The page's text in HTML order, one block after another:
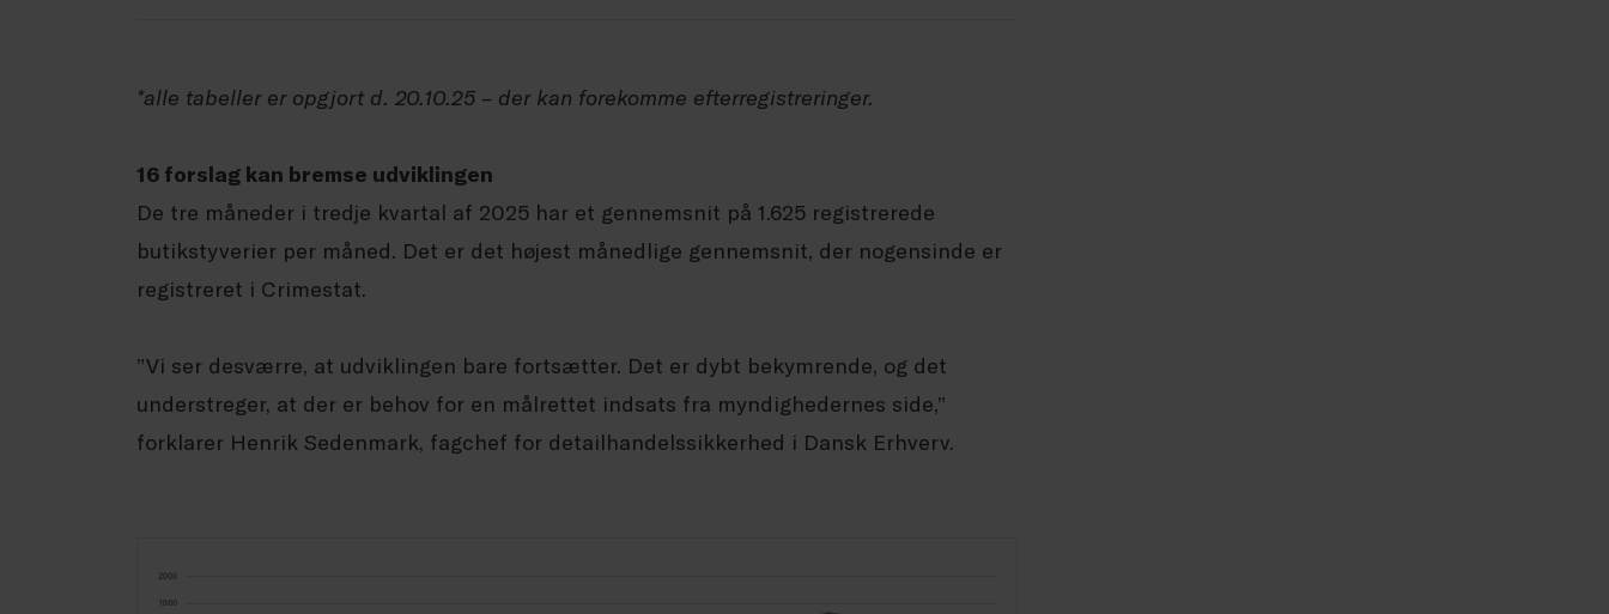
*alle tabeller er opgjort d. 20.10.25 – der kan forekomme efterregistreringer.
16 forslag kan bremse udviklingen
De tre måneder i tredje kvartal af 2025 har et gennemsnit på 1.625 registrerede
butikstyverier per måned. Det er det højest månedlige gennemsnit, der nogensinde er
registreret i Crimestat.
”Vi ser desværre, at udviklingen bare fortsætter. Det er dybt bekymrende, og det
understreger, at der er behov for en målrettet indsats fra myndighedernes side,”
forklarer Henrik Sedenmark, fagchef for detailhandelssikkerhed i Dansk Erhverv.